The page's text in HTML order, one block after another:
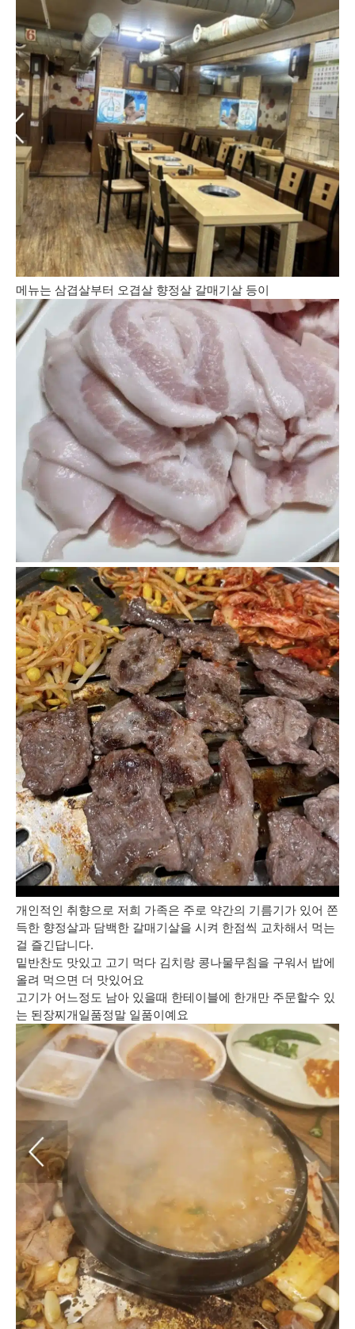
메뉴는 삼겹살부터 오겹살 향정살 갈매기살 등이
개인적인 취향으로 저희 가족은 주로 약간의 기름기가 있어 쫀
득한 향정살과 담백한 갈매기살을 시켜 한점씩 교차해서 먹는
걸 즐긴답니다.
밑반찬도 맛있고 고기 먹다 김치랑 콩나물무침을 구워서 밥에
올려 먹으면 더 맛있어요
고기가 어느정도 남아 있을때 한테이블에 한개만 주문할수 있
는 된장찌개일품정말 일품이예요